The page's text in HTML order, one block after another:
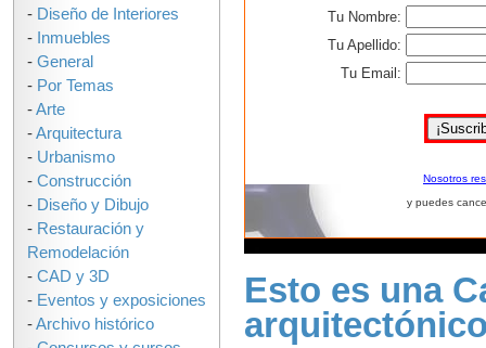
Esto es una
Tu Nombre:
Tu Apellido:
Tu Email:
Nosotros
y puedes
- Diseño de Interiores
- Inmuebles
- General
- Por Temas
-Arte
-Arquitectura
- Urbanismo
- Construcción
- Diseño y Dibujo
- Restauración y
Remodelación
- CAD y 3D
- Eventos y exposiciones
-Archivo histórico